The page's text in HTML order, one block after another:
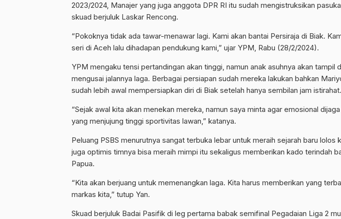
2023/2024, Manajer yang juga anggota DPR RI itu sudah mengistruksikan
skuad berjuluk Laskar Rencong.
“Pokoknya tidak ada tawar-menawar lagi. Kami akan bantai Persiraja di Biak.
seri di Aceh lalu dihadapan pendukung kami,” ujar YPM, Rabu (28/2/2024).
YPM mengaku tensi pertandingan akan tinggi, namun anak asuhnya akan tampil
mengusai jalannya laga. Berbagai persiapan sudah mereka lakukan bahkan
sudah lebih awal mempersiapkan diri di Biak setelah hanya sembilan jam istirahat.
“Sejak awal kita akan menekan mereka, namun saya minta agar emosional
yang menjujung tinggi sportivitas lawan,” katanya.
Peluang PSBS menurutnya sangat terbuka lebar untuk meraih sejarah baru lolos
juga optimis timnya bisa meraih mimpi itu sekaligus memberikan kado terindah
Papua.
“Kita akan berjuang untuk memenangkan laga. Kita harus memberikan yang
markas kita,” tutup Yan.
Skuad berjuluk Badai Pasifik di leg pertama babak semifinal Pegadaian Liga 2